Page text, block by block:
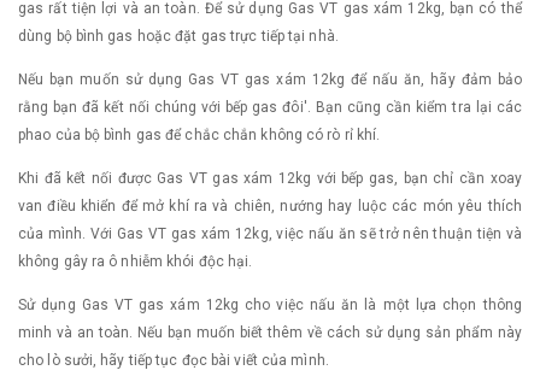
gas rất tiện lợi và an toàn. Để sử dụng Gas VT gas xám 12kg, bạn có thể
dùng bộ bình gas hoặc đặt gas trực tiếp tại nhà.
Nếu bạn muốn sử dụng Gas VT gas xám 12kg để nấu ăn, hãy đảm bảo
rằng bạn đã kết nối chúng với bếp gas đôi'. Bạn cũng cần kiểm tra lại các
phao của bộ bình gas để chắc chắn không có rò rỉ khí.
Khi đã kết nối được Gas VT gas xám 12kg với bếp gas, bạn chỉ cần xoay
van điều khiển để mở khí ra và chiên, nướng hay luộc các món yêu thích
của mình. Với Gas VT gas xám 12kg, việc nấu ăn sẽ trở nên thuận tiện và
không gây ra ô nhiễm khói độc hại.
Sử dụng Gas VT gas xám 12kg cho việc nấu ăn là một lựa chọn thông
minh và an toàn. Nếu bạn muốn biết thêm về cách sử dụng sản phẩm này
cho lò sưởi, hãy tiếp tục đọc bài viết của mình.